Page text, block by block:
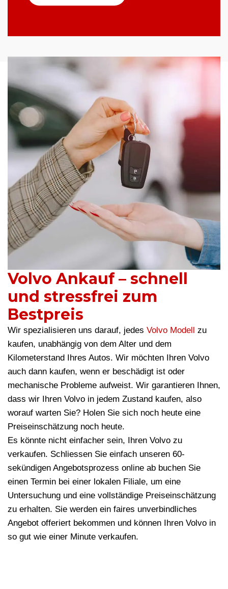
Volvo Ankauf – schnell
und stressfrei zum
Bestpreis
Wir spezialisieren uns darauf, jedes Volvo Modell zu
kaufen, unabhängig von dem Alter und dem
Kilometerstand Ihres Autos. Wir möchten Ihren Volvo
auch dann kaufen, wenn er beschädigt ist oder
mechanische Probleme aufweist. Wir garantieren Ihnen,
dass wir Ihren Volvo in jedem Zustand kaufen, also
worauf warten Sie? Holen Sie sich noch heute eine
Preiseinschätzung noch heute.
Es könnte nicht einfacher sein, Ihren Volvo zu
verkaufen. Schliessen Sie einfach unseren 60-
sekündigen Angebotsprozess online ab buchen Sie
einen Termin bei einer lokalen Filiale, um eine
Untersuchung und eine vollständige Preiseinschätzung
zu erhalten. Sie werden ein faires unverbindliches
Angebot offeriert bekommen und können Ihren Volvo in
so gut wie einer Minute verkaufen.